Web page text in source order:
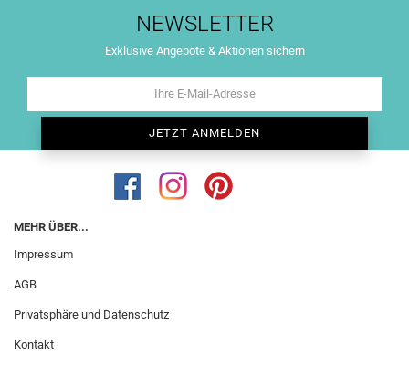
NEWSLETTER
Exklusive Angebote & Aktionen sichern
MEHR ÜBER...
Impressum
AGB
Privatsphäre und Datenschutz
Kontakt